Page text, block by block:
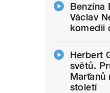
Benzína
Václav
komedii
Herbert
světů.
Marťanů
století